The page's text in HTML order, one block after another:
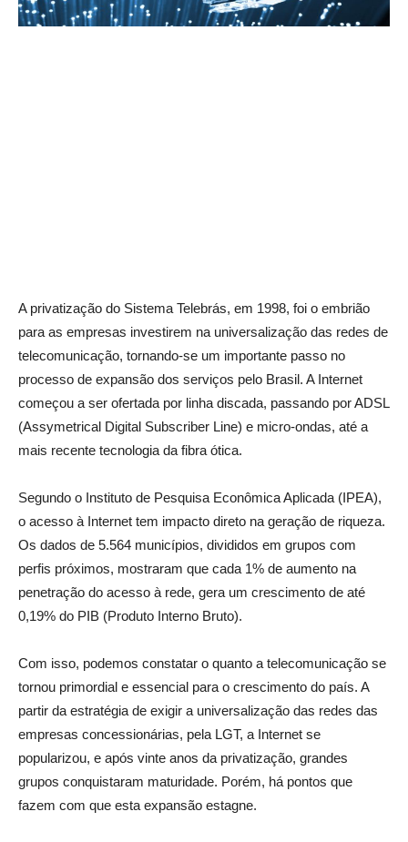
A privatização do Sistema Telebrás, em 1998, foi o embrião
para as empresas investirem na universalização das redes de
telecomunicação, tornando-se um importante passo no
processo de expansão dos serviços pelo Brasil. A Internet
começou a ser ofertada por linha discada, passando por ADSL
(Assymetrical Digital Subscriber Line) e micro-ondas, até a
mais recente tecnologia da fibra ótica.
Segundo o Instituto de Pesquisa Econômica Aplicada (IPEA),
o acesso à Internet tem impacto direto na geração de riqueza.
Os dados de 5.564 municípios, divididos em grupos com
perfis próximos, mostraram que cada 1% de aumento na
penetração do acesso à rede, gera um crescimento de até
0,19% do PIB (Produto Interno Bruto).
Com isso, podemos constatar o quanto a telecomunicação se
tornou primordial e essencial para o crescimento do país. A
partir da estratégia de exigir a universalização das redes das
empresas concessionárias, pela LGT, a Internet se
popularizou, e após vinte anos da privatização, grandes
grupos conquistaram maturidade. Porém, há pontos que
fazem com que esta expansão estagne.